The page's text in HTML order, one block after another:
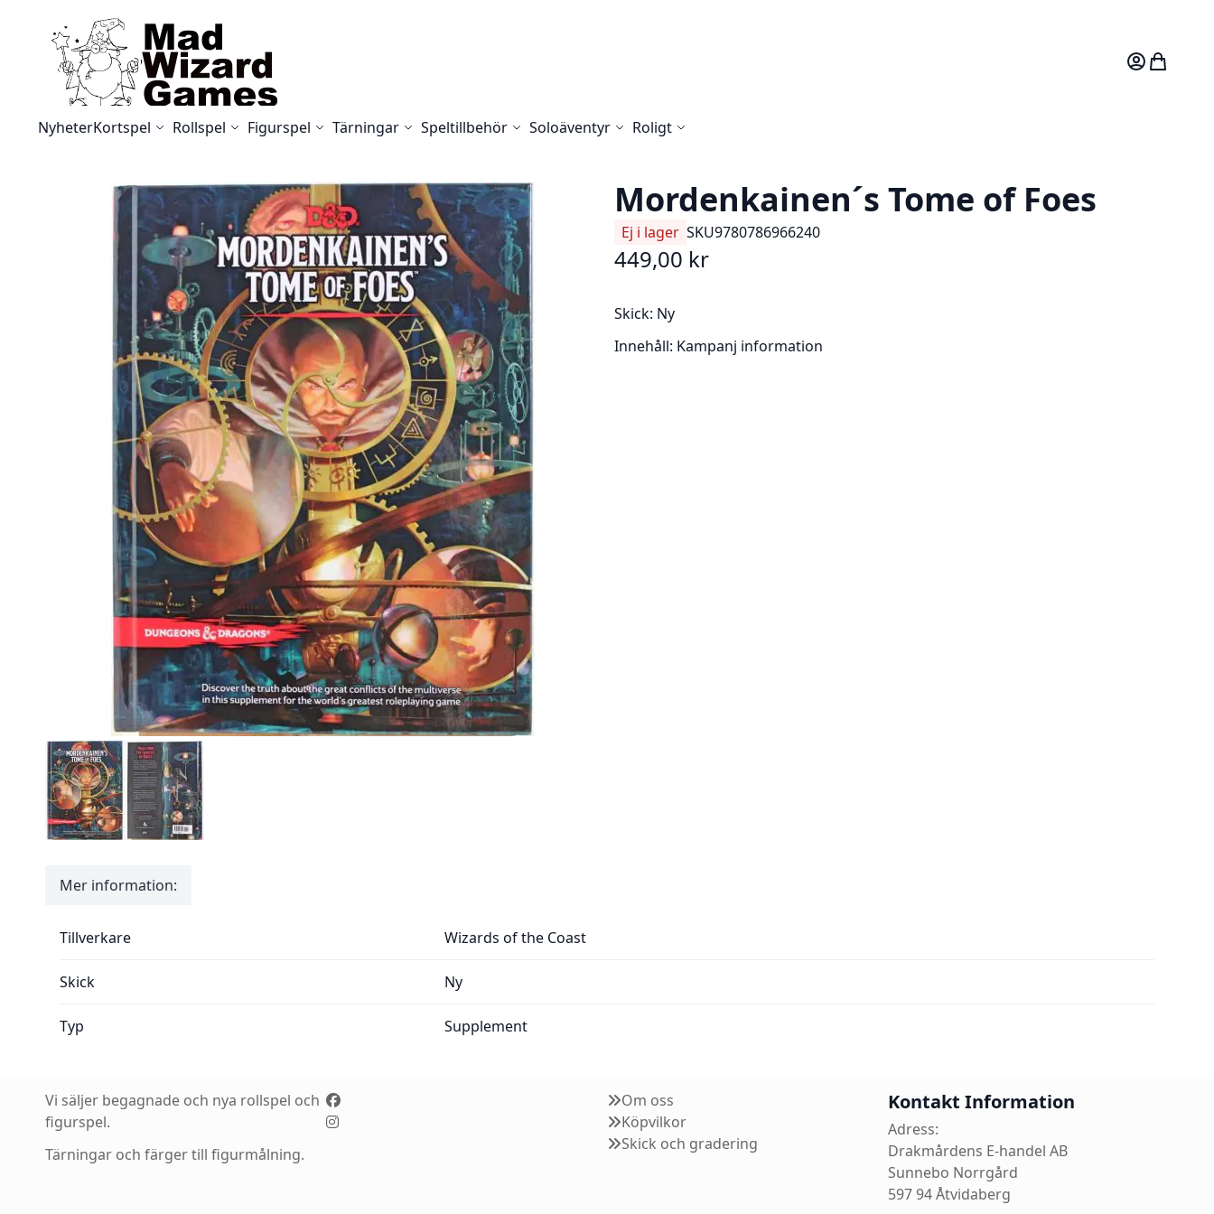
Skip to Content
Mitt konto
NyheterKortspel Rollspel Figurspel Tärningar Speltillbehör Soloäventyr Roligt
Mordenkainen´s Tome of Foes
Ej i lager SKU9780786966240
449,00 kr
Skick: Ny
Innehåll: Kampanj information
Mer information:
Tillverkare Wizards of the Coast
Skick Ny
Typ Supplement
Vi säljer begagnade och nya rollspel och
figurspel.
Tärningar och färger till figurmålning.
Om oss
Köpvilkor
Skick och gradering
Kontakt Information
Adress:
Drakmårdens E-handel AB
Sunnebo Norrgård
597 94 Åtvidaberg